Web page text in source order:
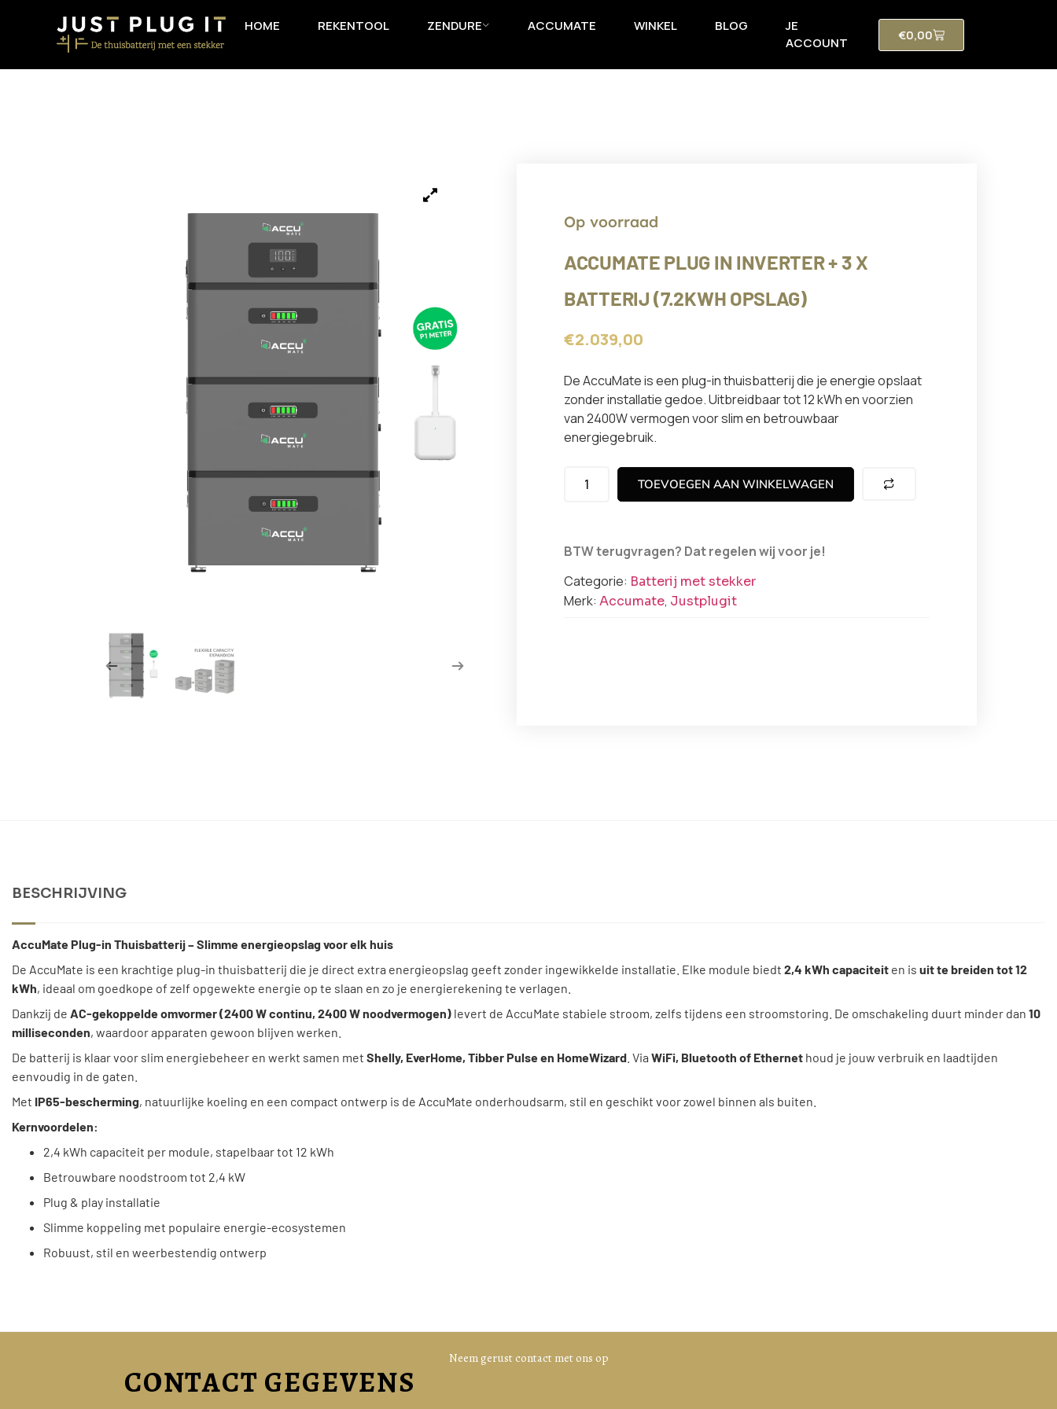
HOME REKENTOOL ZENDURE ACCUMATE WINKEL BLOG
JE
ACCOUNT
€0,00
Op voorraad
ACCUMATE PLUG IN INVERTER + 3 X
BATTERIJ (7.2KWH OPSLAG)
€2.039,00
De AccuMate is een plug-in thuisbatterij die je energie opslaat
zonder installatie gedoe. Uitbreidbaar tot 12 kWh en voorzien
van 2400W vermogen voor slim en betrouwbaar
energiegebruik.
TOEVOEGEN AAN WINKELWAGEN
BTW terugvragen? Dat regelen wij voor je!
Categorie: Batterij met stekker
Merk:Accumate, Justplugit
BESCHRIJVING
AccuMate Plug-in Thuisbatterij – Slimme energieopslag voor elk huis
De AccuMate is een krachtige plug-in thuisbatterij die je direct extra energieopslag geeft zonder ingewikkelde installatie. Elke module biedt 2,4 kWh capaciteit en is uit te breiden tot 12
kWh, ideaal om goedkope of zelf opgewekte energie op te slaan en zo je energierekening te verlagen.
Dankzij de AC-gekoppelde omvormer (2400 W continu, 2400 W noodvermogen) levert de AccuMate stabiele stroom, zelfs tijdens een stroomstoring. De omschakeling duurt minder dan 10
milliseconden, waardoor apparaten gewoon blijven werken.
De batterij is klaar voor slim energiebeheer en werkt samen met Shelly, EverHome, Tibber Pulse en HomeWizard . Via WiFi, Bluetooth of Ethernet houd je jouw verbruik en laadtijden
eenvoudig in de gaten.
Met IP65-bescherming, natuurlijke koeling en een compact ontwerp is de AccuMate onderhoudsarm, stil en geschikt voor zowel binnen als buiten.
Kernvoordelen:
2,4 kWh capaciteit per module, stapelbaar tot 12 kWh
Betrouwbare noodstroom tot 2,4 kW
Plug & play installatie
Slimme koppeling met populaire energie-ecosystemen
Robuust, stil en weerbestendig ontwerp
Neem gerust contact met ons op
CONTACT GEGEVENS